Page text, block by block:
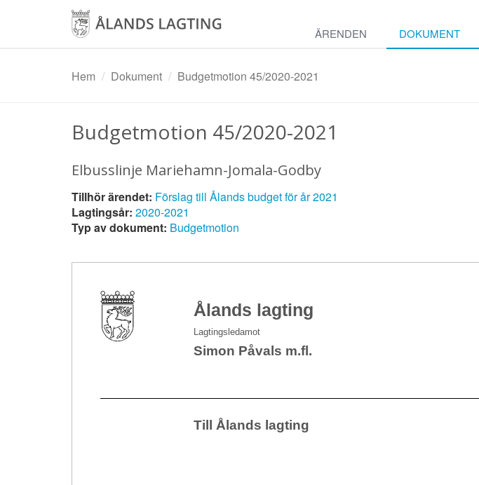
ÄRENDEN DOKUMENT
Hem Dokument Budgetmotion 45/2020-2021
Budgetmotion 45/2020-2021
Elbusslinje Mariehamn-Jomala-Godby
Tillhör ärendet: Förslag till Ålands budget för år 2021
Lagtingsår: 2020-2021
Typ av dokument: Budgetmotion
Ålands lagting
Lagtingsledamot
Simon Påvals m.fl.
Till Ålands lagting